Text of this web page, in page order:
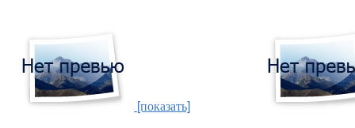
[показать]